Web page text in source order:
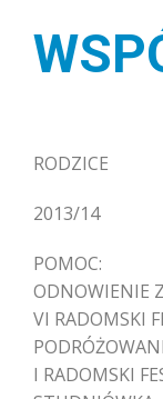
RODZICE
2013/14
POMOC:
ODNOWIENIE
VI RADOMSKI
I RADOMSKI